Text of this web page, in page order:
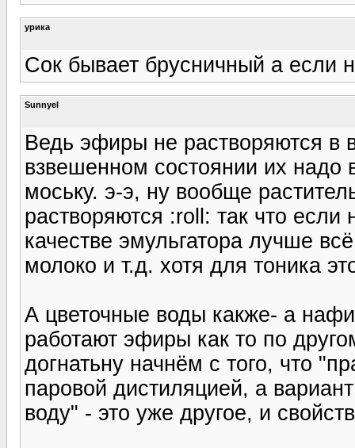
урика
Сок бывает брусничный а если
Sunnyel
Ведь эфиры не растворяются в
взвешенном состоянии их надо
моську. э-э, ну вообще
растворяются :roll: так что
качестве эмульгатора лучше
молоко и т.д. хотя для тоника
А цветочные воды какже- а
работают эфиры как то по
догнатьну начнём с того, что
паровой дистиляцией, а
воду" - это уже другое, и